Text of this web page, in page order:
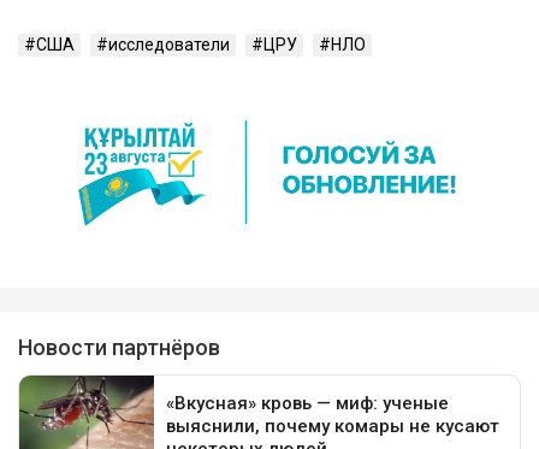
США исследователи ЦРУ НЛО